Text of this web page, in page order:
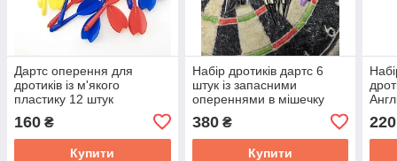
Дартс оперення для
дротиків із м'якого
пластику 12 штук
160 ₴
Купити
Набір дротиків дартс 6
штук із запасними
опереннями в мішечку
380₴
Купити
220